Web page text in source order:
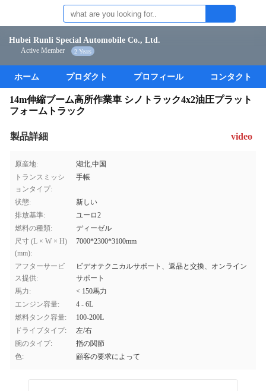
Hubei Runli Special Automobile Co., Ltd.
Active Member 2 Years
ホーム プロダクト プロフィール コンタクト
14m伸縮ブーム高所作業車 シノトラック4x2油圧プラット
フォームトラック
製品詳細 video
原産地:
湖北,中国
トランスミッシ
ョンタイプ:
手帳
状態:
新しい
排放基準:
ユーロ2
燃料の種類:
ディーゼル
尺寸 (L × W × H)
(mm):
7000*2300*3100mm
アフターサービ
ス提供:
ビデオテクニカルサポート、返品と交換、オンライン
サポート
馬力:
< 150馬力
エンジン容量:
4 - 6L
燃料タンク容量:
100-200L
ドライブタイプ:
左/右
腕のタイプ:
指の関節
色:
顧客の要求によって